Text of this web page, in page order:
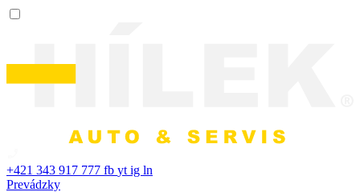
+421 343 917 777 fb yt ig ln
Prevádzky